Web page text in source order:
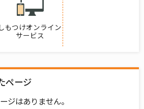
しもつけオンライン
サービス
ページ
ジはありません。